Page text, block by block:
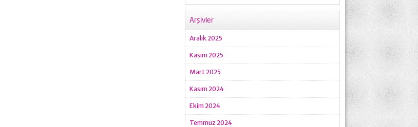
Arşivler
Aralık 2025
Kasım 2025
Mart 2025
Kasım 2024
Ekim 2024
Temmuz 2024